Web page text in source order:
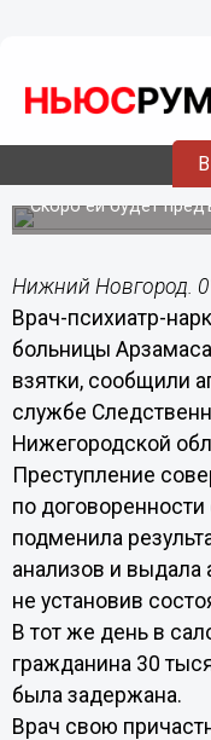
01.10.201813:24
Арзамасский
результаты
Скоро ей будет
Нижний Новгород.
Врач-психиатр-
больницы
взятки, сообщили
службе
Нижегородской
Преступление
по
подменила
анализов и выдала
не установив
В тот же день в
гражданина 30
была задержана.
Врач свою